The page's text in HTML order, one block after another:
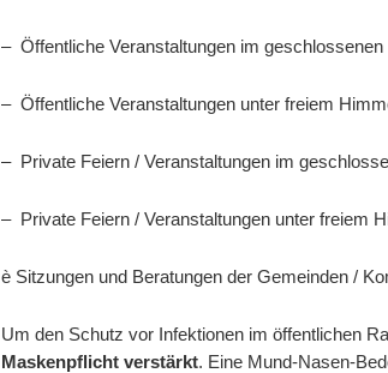
– Öffentliche Veranstaltungen im
– Öffentliche Veranstaltungen unter freiem
– Private Feiern / Veranstaltungen im
– Private Feiern / Veranstaltungen unter freiem
è Sitzungen und Beratungen der Gemeinden /
Um den Schutz vor Infektionen im öffentlichen
Maskenpflicht verstärkt. Eine Mund-Nasen-